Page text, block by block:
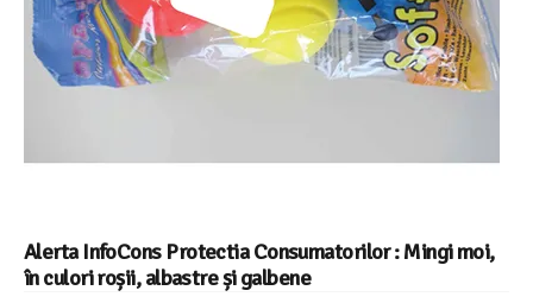
Alerta InfoCons Protectia Consumatorilor : Mingi moi,
în culori roșii, albastre și galbene